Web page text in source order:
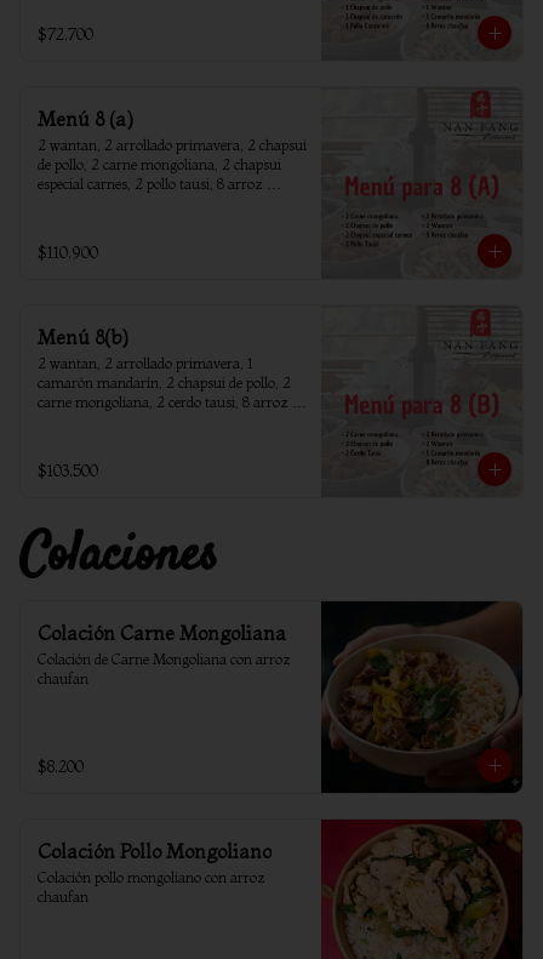
$72.700
Menú 8 (a)
2 wantan, 2 arrollado primavera, 2 chapsui
de pollo, 2 carne mongoliana, 2 chapsui
especial carnes, 2 pollo tausi, 8 arroz
$110.900
Menú 8(b)
2 wantan, 2 arrollado primavera, 1
camarón mandarín, 2 chapsui de pollo, 2
carne mongoliana, 2 cerdo tausi, 8 arroz
$103.500
Colaciones
Colación Carne Mongoliana
Colación de Carne Mongoliana con arroz
chaufan
$8.200
Colación Pollo Mongoliano
Colación pollo mongoliano con arroz
chaufan